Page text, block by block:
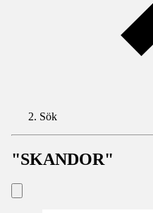
Sök
"SKANDOR"